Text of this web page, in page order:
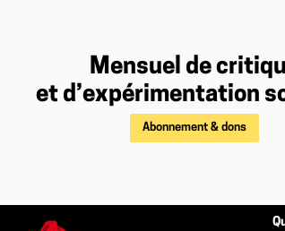
Mensuel de
et d’expérimentation
Abonnement & dons